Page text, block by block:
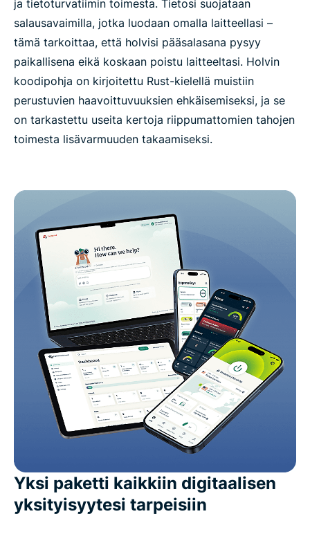
ja tietoturvatiimin toimesta. Tietosi suojataan
salausavaimilla, jotka luodaan omalla laitteellasi –
tämä tarkoittaa, että holvisi pääsalasana pysyy
paikallisena eikä koskaan poistu laitteeltasi. Holvin
koodipohja on kirjoitettu Rust-kielellä muistiin
perustuvien haavoittuvuuksien ehkäisemiseksi, ja se
on tarkastettu useita kertoja riippumattomien tahojen
toimesta lisävarmuuden takaamiseksi.
Yksi paketti kaikkiin digitaalisen
yksityisyytesi tarpeisiin